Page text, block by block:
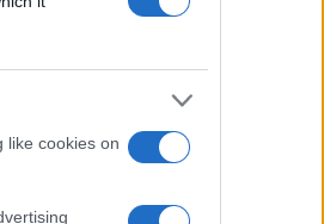
like cookies on